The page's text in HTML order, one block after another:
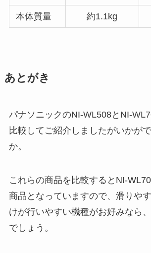
本体質量 約1.1kg
あとがき
パナソニックのNI-WL508とNI-
比較してご紹介しましたがいかが
か。
これらの商品を比較するとNI-
商品となっていますので、滑りや
けが行いやすい機種がお好みなら
でしょう。